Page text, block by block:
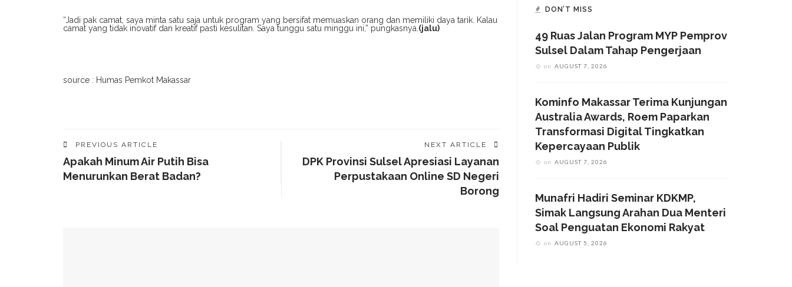
“Jadi pak camat, saya minta satu saja untuk program yang bersifat memuaskan orang dan memiliki daya tarik. Kalau
camat yang tidak inovatif dan kreatif pasti kesulitan. Saya tunggu satu minggu ini,” pungkasnya. (jalu)
source : Humas Pemkot Makassar
PREVIOUS ARTICLE
Apakah Minum Air Putih Bisa
Menurunkan Berat Badan?
NEXT ARTICLE
DPK Provinsi Sulsel Apresiasi Layanan
Perpustakaan Online SD Negeri
Borong
DON’T MISS
49 Ruas Jalan Program MYP Pemprov
Sulsel Dalam Tahap Pengerjaan
on AUGUST 7, 2026
Kominfo Makassar Terima Kunjungan
Australia Awards, Roem Paparkan
Transformasi Digital Tingkatkan
Kepercayaan Publik
on AUGUST 7, 2026
Munafri Hadiri Seminar KDKMP,
Simak Langsung Arahan Dua Menteri
Soal Penguatan Ekonomi Rakyat
on AUGUST 5, 2026